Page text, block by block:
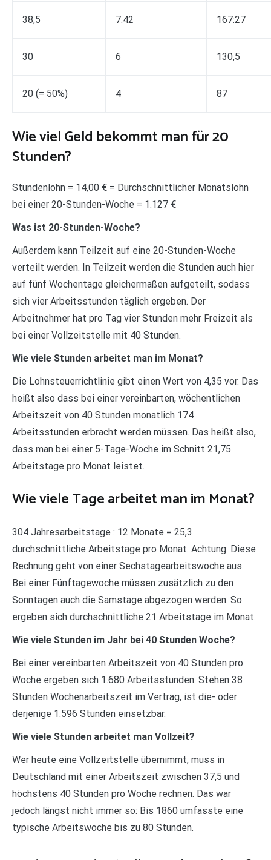
38,5 7:42 167:27
30 6 130,5
20 (= 50%) 4 87
Wie viel Geld bekommt man für 20
Stunden?
Stundenlohn = 14,00 € = Durchschnittlicher Monatslohn
bei einer 20-Stunden-Woche = 1.127 €
Was ist 20-Stunden-Woche?
Außerdem kann Teilzeit auf eine 20-Stunden-Woche
verteilt werden. In Teilzeit werden die Stunden auch hier
auf fünf Wochentage gleichermaßen aufgeteilt, sodass
sich vier Arbeitsstunden täglich ergeben. Der
Arbeitnehmer hat pro Tag vier Stunden mehr Freizeit als
bei einer Vollzeitstelle mit 40 Stunden.
Wie viele Stunden arbeitet man im Monat?
Die Lohnsteuerrichtlinie gibt einen Wert von 4,35 vor. Das
heißt also dass bei einer vereinbarten, wöchentlichen
Arbeitszeit von 40 Stunden monatlich 174
Arbeitsstunden erbracht werden müssen. Das heißt also,
dass man bei einer 5-Tage-Woche im Schnitt 21,75
Arbeitstage pro Monat leistet.
Wie viele Tage arbeitet man im Monat?
304 Jahresarbeitstage : 12 Monate = 25,3
durchschnittliche Arbeitstage pro Monat. Achtung: Diese
Rechnung geht von einer Sechstagearbeitswoche aus.
Bei einer Fünftagewoche müssen zusätzlich zu den
Sonntagen auch die Samstage abgezogen werden. So
ergeben sich durchschnittliche 21 Arbeitstage im Monat.
Wie viele Stunden im Jahr bei 40 Stunden Woche?
Bei einer vereinbarten Arbeitszeit von 40 Stunden pro
Woche ergeben sich 1.680 Arbeitsstunden. Stehen 38
Stunden Wochenarbeitszeit im Vertrag, ist die- oder
derjenige 1.596 Stunden einsetzbar.
Wie viele Stunden arbeitet man Vollzeit?
Wer heute eine Vollzeitstelle übernimmt, muss in
Deutschland mit einer Arbeitszeit zwischen 37,5 und
höchstens 40 Stunden pro Woche rechnen. Das war
jedoch längst nicht immer so: Bis 1860 umfasste eine
typische Arbeitswoche bis zu 80 Stunden.